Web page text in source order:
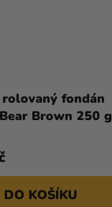
fondán
Brown 250 g
DO KOŠÍKU